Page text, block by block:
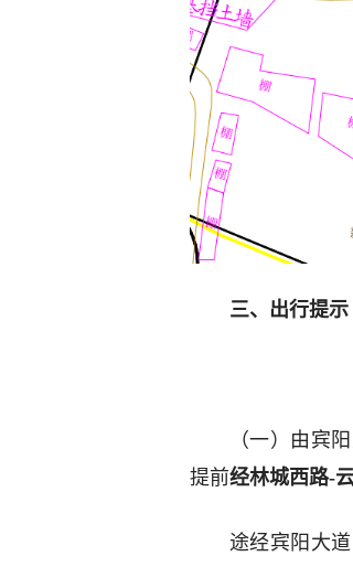
三、出行提示
（一）由宾
提前经林城西路-
途经宾阳大